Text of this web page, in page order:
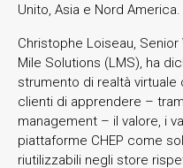
Unito, Asia e Nord America.
Christophe Loiseau,
Mile Solutions (LMS), ha
strumento di realtà
clienti di apprendere –
management – il valore, i
piattaforme CHEP come
riutilizzabili negli store